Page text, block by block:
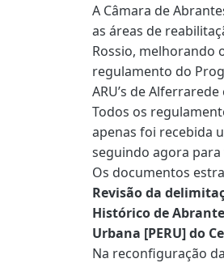
A Câmara de
as áreas de
Rossio, melhorando
regulamento do
ARU’s de
Todos os
apenas foi recebida
seguindo agora
Os documentos
Revisão da
Histórico de
Urbana [PERU] do
Na reconfiguração